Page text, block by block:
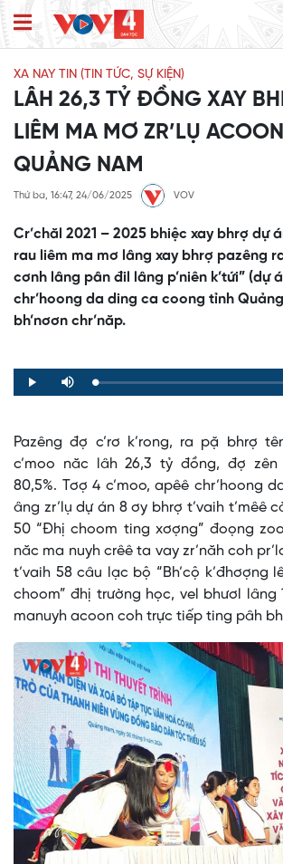
XA NAY TIN (TIN TỨC, SỰ KIỆN)
LÂH 26,3 TỶ ĐỒNG XAY
LIÊM MA MƠ ZR’LỤ
QUẢNG NAM
Thứ ba, 16:47, 24/06/2025 VOV
Cr’chăl 2021 – 2025 bhiệc xay bhrợ dự
rau liêm ma mơ lâng xay bhrợ pazêng
cơnh lâng pân đil lâng p’niên k’tứi” (dự
chr’hoong da ding ca coong tỉnh
bh’nơơn chr’năp.
Play Mute Loaded:
0%
Progress:
0%
Pazêng đợ c’rơ k’rong, ra pặ bhrợ
c’moo năc lâh 26,3 tỷ đồng, đợ
80,5%. Tơợ 4 c’moo, apêê chr’hoong
âng zr’lụ dự án 8 ơy bhrợ t’vaih t’mêê
50 “Đhị choom ting xơợng” đoọng
năc ma nuyh crêê ta vay zr’năh coh
t’vaih 58 câu lạc bộ “Bh’cộ k’đhơợng
choom” đhị trường học, vel bhươl lâng
manuyh acoon coh trực tiếp ting pâh